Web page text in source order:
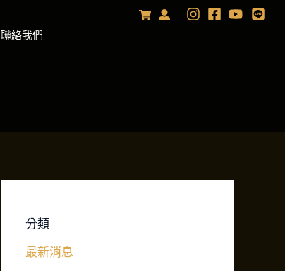
聯絡我們
分類
最新消息